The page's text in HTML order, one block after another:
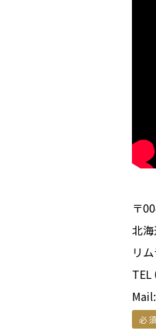
〒
北
リ
TEL
必須